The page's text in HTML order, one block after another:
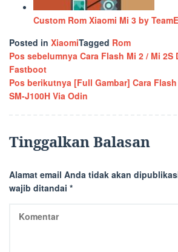
Custom Rom Xiaomi Mi 3 by
Posted in XiaomiTagged Rom
Navigasi
pos
Pos sebelumnya Cara Flash Mi 2 / Mi 2S
Fastboot
Pos berikutnya [Full Gambar] Cara
SM-J100H Via Odin
Tinggalkan Balasan
Alamat email Anda tidak akan
wajib ditandai *